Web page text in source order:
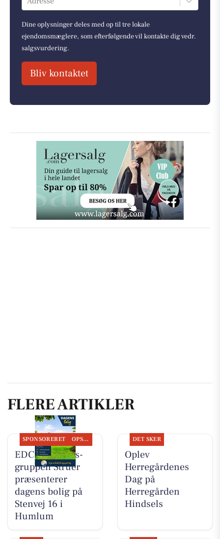
Dine oplysninger deles med op til tre lokale
ejendomsmæglere, som efterfølgende vil kontakte dig vedr.
salgsvurdering.
Bliv kontaktet
FLERE ARTIKLER
SPONSORERET OPSLAGSTAVLEN
EDC Ejen­doms­
grup­pen Struer
præsenterer
dagens bolig på
Stenvej 16 i
Humlum
DET SKER
Oplev
Herregårdenes
Dag på
Herregården
Hindsels